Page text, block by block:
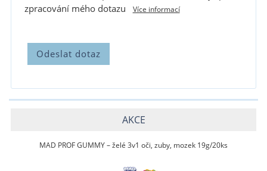
zpracování mého dotazu
Více informací
AKCE
MAD PROF GUMMY – želé 3v1 oči, zuby, mozek 19g/20ks